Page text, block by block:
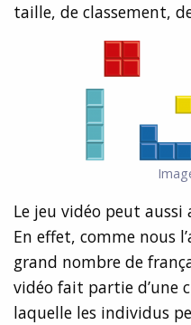
taille, de classement,
Le jeu vidéo peut
En effet, comme nous
grand nombre de
vidéo fait partie d’une
laquelle les individus